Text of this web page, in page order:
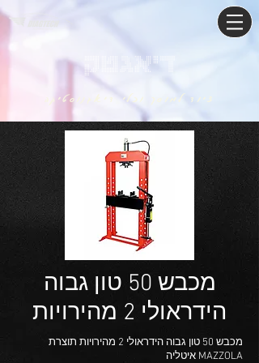
דיאגטק
ציוד למוסך וכלי דיאגנוסטיקה
מכבש 50 טון גבוה
הידראולי 2 מהירויות
מכבש 50 טון גבוה הידראולי 2 מהירויות תוצרת
MAZZOLA איטליה